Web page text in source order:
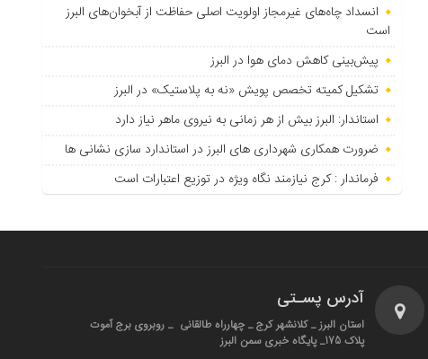
انسداد چاه‌های غیرمجاز اولویت اصلی حفاظت از آبخوان‌های البرز
است
پیش‌بینی کاهش دمای هوا در البرز
تشکیل کمیته تخصص پویش «نه به پلاستیک» در البرز
استاندار: البرز بیش از هر زمانی به نیروی ماهر نیاز دارد
ضرورت همکاری شهرداری های البرز در استاندارد سازی نشانی ها
فرماندار : کرج نیازمند نگاه ویژه در توزیع اعتبارات است
آدرس پسـتی
استان البرز _ کلانشهر کرج _ چهارراه طالقانی _ روبروی برج آموت
پلاک 175_ پایگاه خبری سمن البرز